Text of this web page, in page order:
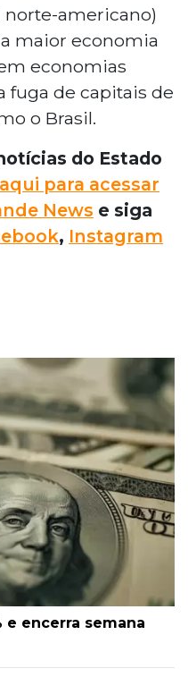
norte-americano)
maior economia
economias
fuga de capitais de
o Brasil.
do Estado
para acessar
News e siga
, Instagram
e encerra semana